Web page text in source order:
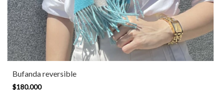
Bufanda reversible
$180.000